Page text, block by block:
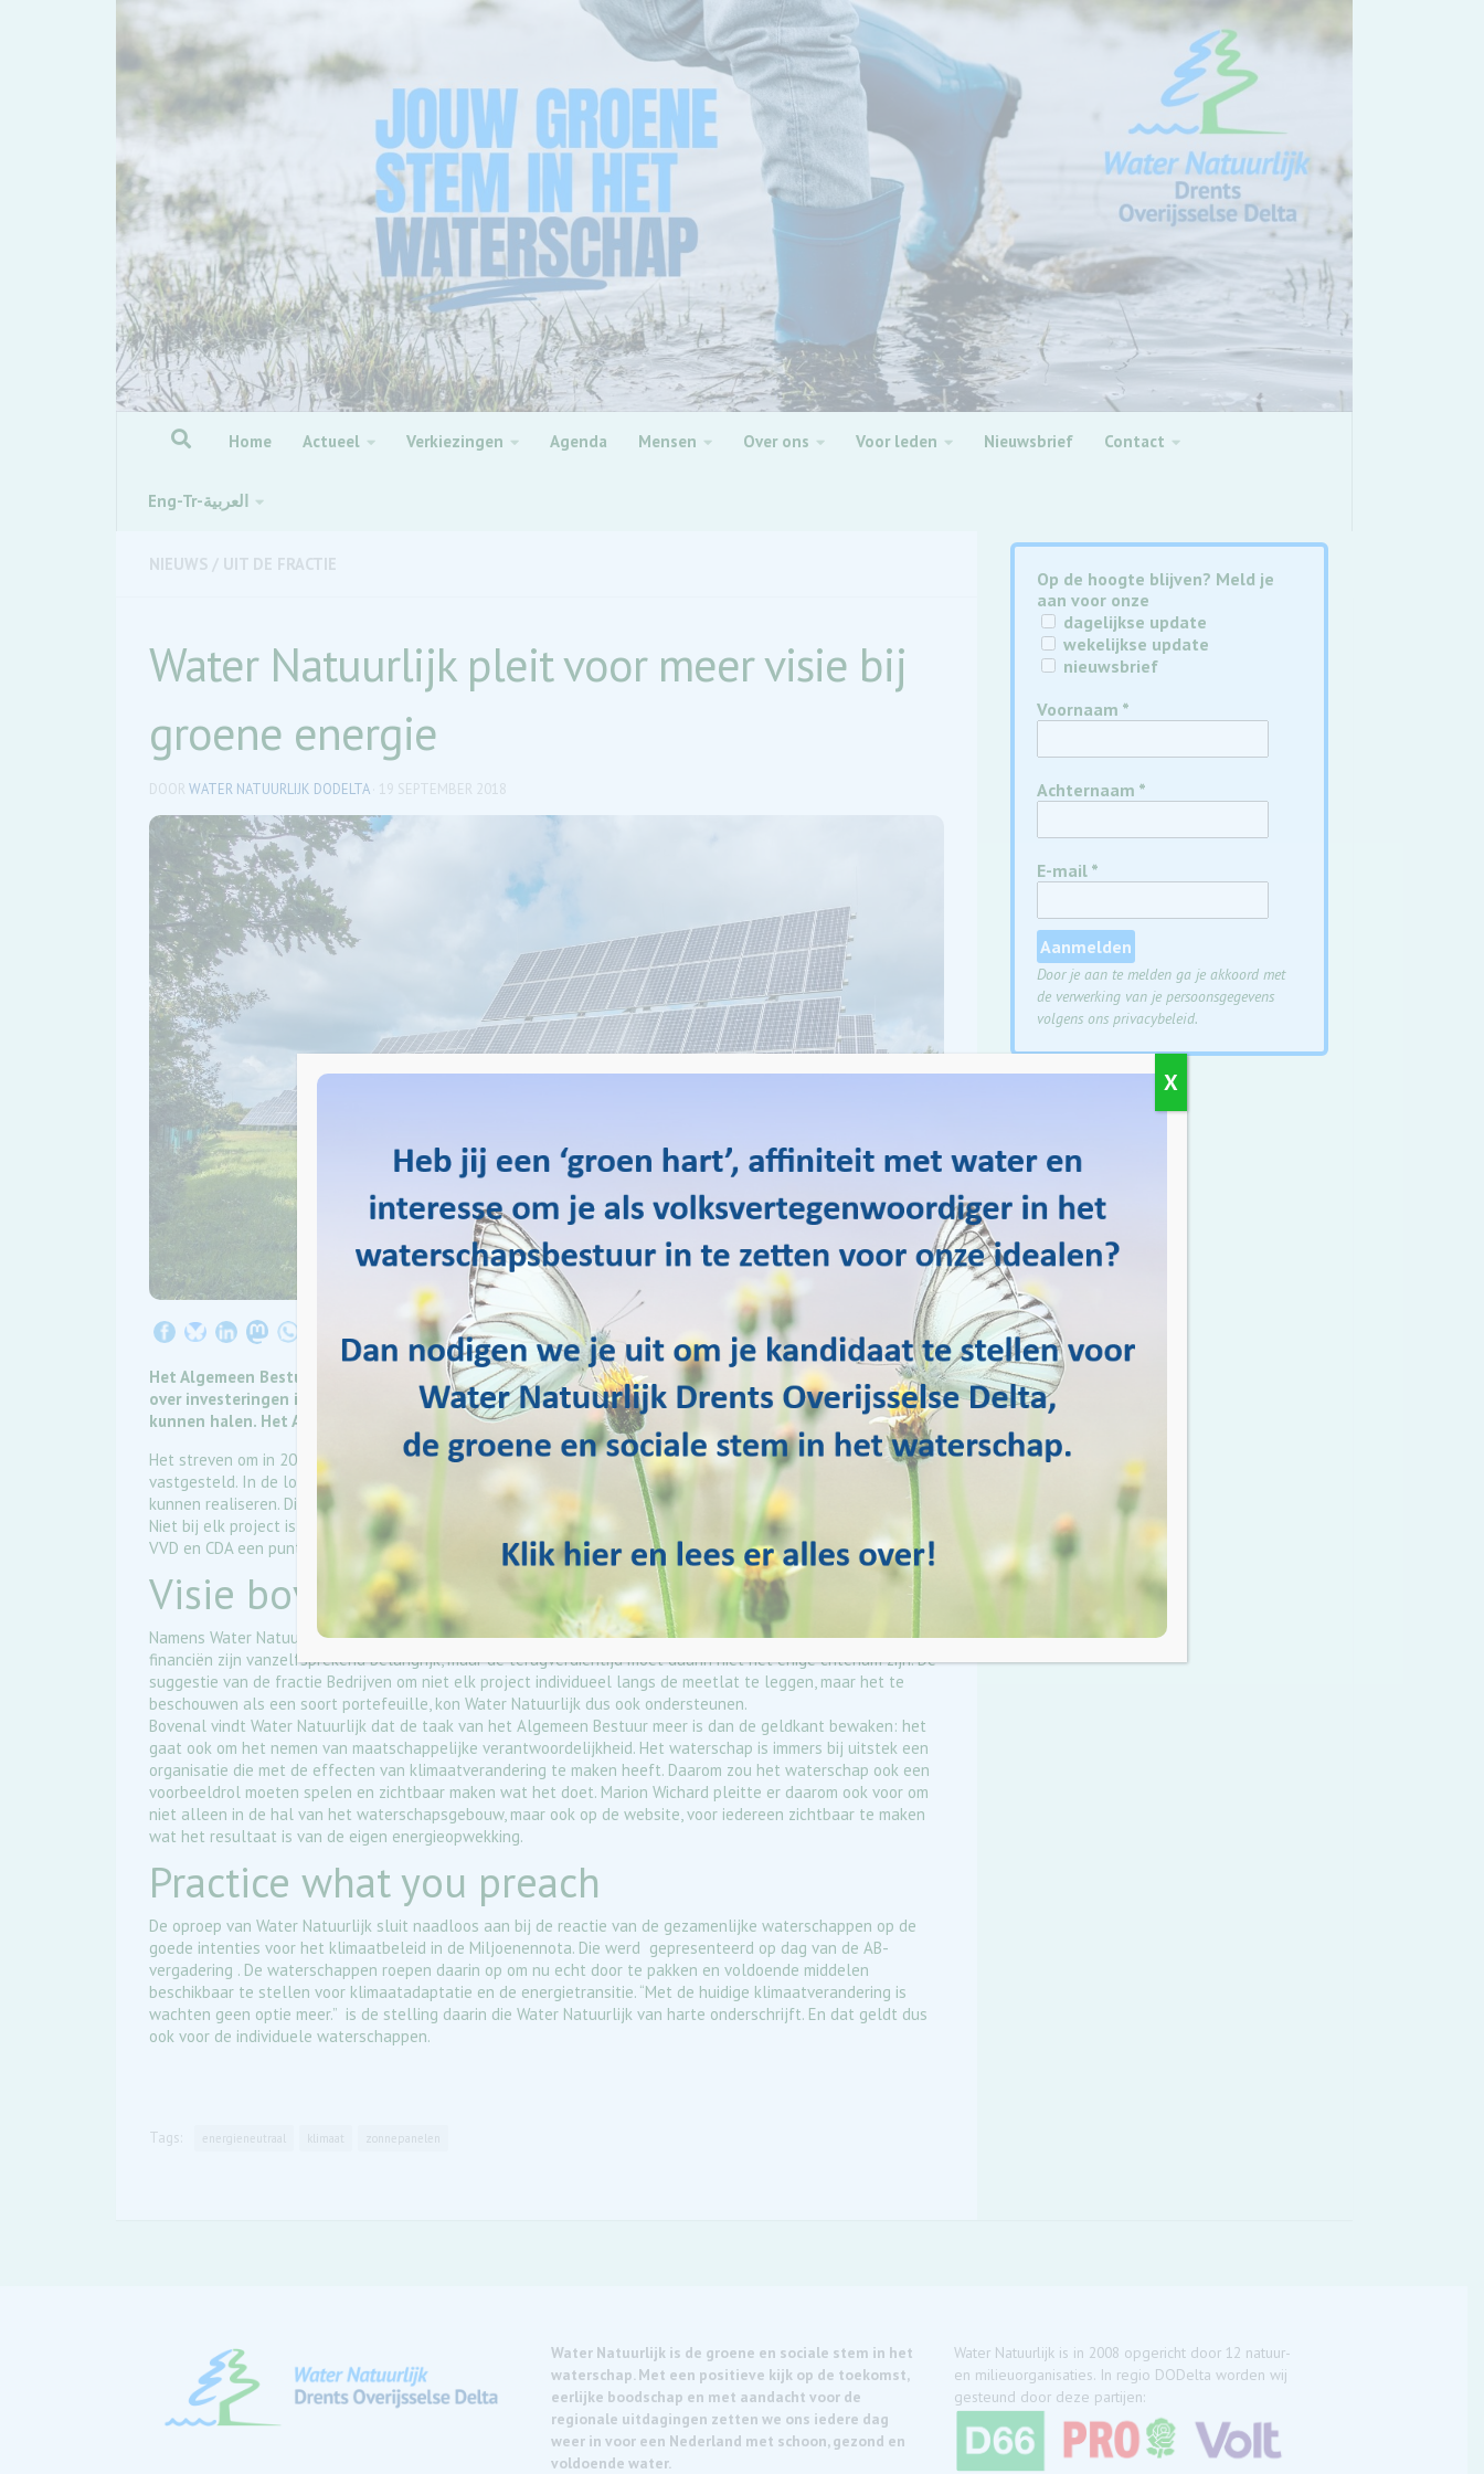
Skip to content
Home Actueel Verkiezingen Agenda Mensen Over ons Voor leden Nieuwsbrief Contact
Eng-Tr-العربية
NIEUWS / UIT DE FRACTIE
Water Natuurlijk pleit voor meer visie bij
groene energie
DOOR WATER NATUURLIJK DODELTA 19 SEPTEMBER 2018
Het Algemeen Bestuur van Waterschap Drents Overijsselse Delta moest 18 september een besluit nemen
over investeringen in zonnepanelen. Absolute noodzaak om de ambitie ‘energieneutraal in 2025’ te
kunnen halen. Het AB stemde in, al ging dat niet zonder discussie.
Het streven om in 2025 als waterschap geheel energieneutraal te zijn, is in januari 2017 als beleid
vastgesteld. In de loop van de tijd zijn –en worden nog- diverse projecten voorgelegd om die ambitie te
kunnen realiseren. Dit keer ging het om een aantal projecten waar zonnepanelen toegepast kunnen worden.
Niet bij elk project is zeker dat hierbij de terugverdientijd minder dan 10 jaar is, een streven waar met name
VVD en CDA een punt van maken. Aan die termijn vasthouden zou echter onvermijdelijk leiden tot vertragingen.
Visie boven boekhouden
Namens Water Natuurlijk pleitte fractievoorzitter Marion Wichard voor meer visie en minder boekhouden: de
financiën zijn vanzelfsprekend belangrijk, maar de terugverdientijd moet daarin niet het enige criterium zijn. De
suggestie van de fractie Bedrijven om niet elk project individueel langs de meetlat te leggen, maar het te
beschouwen als een soort portefeuille, kon Water Natuurlijk dus ook ondersteunen.
Bovenal vindt Water Natuurlijk dat de taak van het Algemeen Bestuur meer is dan de geldkant bewaken: het
gaat ook om het nemen van maatschappelijke verantwoordelijkheid. Het waterschap is immers bij uitstek een
organisatie die met de effecten van klimaatverandering te maken heeft. Daarom zou het waterschap ook een
voorbeeldrol moeten spelen en zichtbaar maken wat het doet. Marion Wichard pleitte er daarom ook voor om
niet alleen in de hal van het waterschapsgebouw, maar ook op de website, voor iedereen zichtbaar te maken
wat het resultaat is van de eigen energieopwekking.
Practice what you preach
De oproep van Water Natuurlijk sluit naadloos aan bij de reactie van de gezamenlijke waterschappen op de
goede intenties voor het klimaatbeleid in de Miljoenennota. Die werd gepresenteerd op dag van de AB-
vergadering . De waterschappen roepen daarin op om nu echt door te pakken en voldoende middelen
beschikbaar te stellen voor klimaatadaptatie en de energietransitie. “Met de huidige klimaatverandering is
wachten geen optie meer.” is de stelling daarin die Water Natuurlijk van harte onderschrijft. En dat geldt dus
ook voor de individuele waterschappen.
Tags: energieneutraal klimaat zonnepanelen
Op de hoogte blijven? Meld je
aan voor onze
dagelijkse update
wekelijkse update
nieuwsbrief
Voornaam *
Achternaam *
E-mail *
Door je aan te melden ga je akkoord met
de verwerking van je persoonsgegevens
volgens ons privacybeleid.
Water Natuurlijk is de groene en sociale stem in het
waterschap. Met een positieve kijk op de toekomst,
eerlijke boodschap en met aandacht voor de
regionale uitdagingen zetten we ons iedere dag
weer in voor een Nederland met schoon, gezond en
voldoende water.
Water Natuurlijk is in 2008 opgericht door 12 natuur-
en milieuorganisaties. In regio DODelta worden wij
gesteund door deze partijen:
X